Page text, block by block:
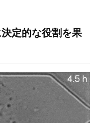
定的な役割を果